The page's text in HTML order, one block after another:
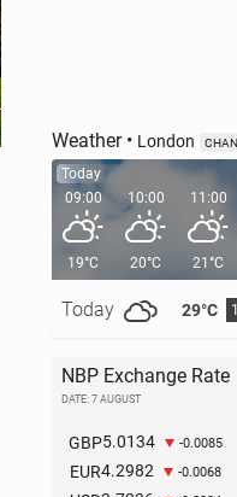
Weather• London
Today
09:00
19°C
Today 29°C
10:00
20°C
11:00
21°C
NBP Exchange Rate
DATE: 7 AUGUST
GBP5.0134 -0.0085
EUR4.2982 -0.0068